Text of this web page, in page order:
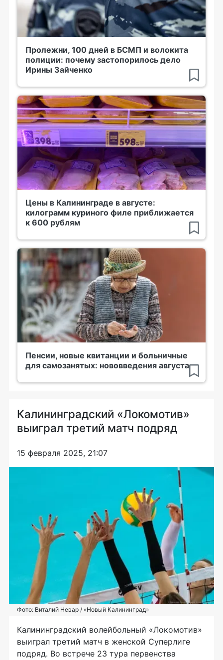
Пролежни, 100 дней в БСМП и волокита
полиции: почему застопорилось дело
Ирины Зайченко
Цены в Калининграде в августе:
килограмм куриного филе приближается
к 600 рублям
Пенсии, новые квитанции и больничные
для самозанятых: нововведения августа
Калининградский «Локомотив»
выиграл третий матч подряд
15 февраля 2025, 21:07
Фото: Виталий Невар / «Новый Калининград»
Калининградский волейбольный «Локомотив»
выиграл третий матч в женской Суперлиге
подряд. Во встрече 23 тура первенства